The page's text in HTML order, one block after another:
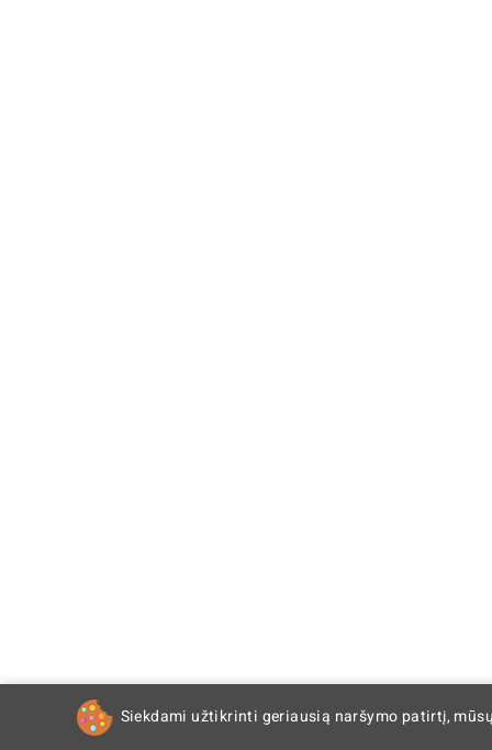
Siekdami užtikrinti geriausią naršymo patirtį,